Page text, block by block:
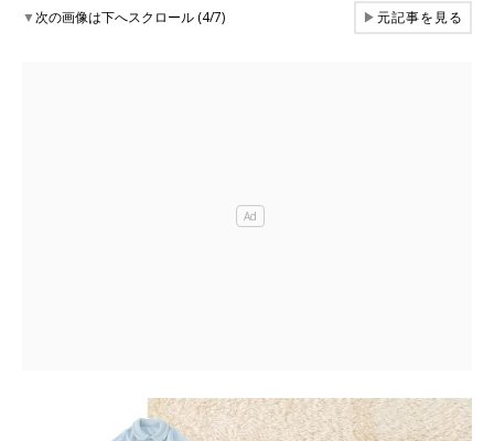
▼次の画像は下へスクロール (4/7) ▶元記事を見る